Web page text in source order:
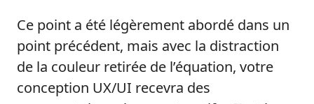
Ce point a été légèrement abordé dans un
point précédent, mais avec la distraction
de la couleur retirée de l’équation, votre
conception UX/UI recevra des